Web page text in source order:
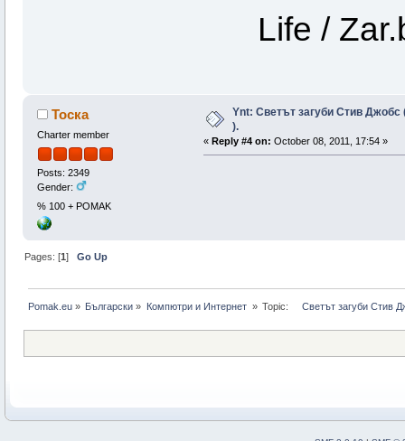
Life /
Тоска
Charter member
Posts: 2349
Gender:
% 100 + POMAK
Ynt: Светът загуби Стив Джобс
).
« Reply #4 on: October 08, 2011, 17:54 »
Pages: [1]Go Up
Pomak.eu » Български » Компютри и Интернет » Topic:
Светът загуби Стив